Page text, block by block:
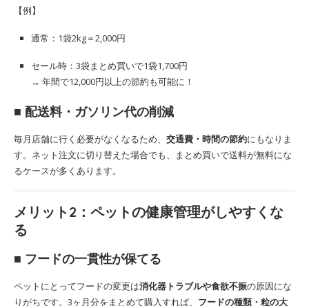
【例】
通常：1袋2kg＝2,000円
セール時：3袋まとめ買いで1袋1,700円
→ 年間で12,000円以上の節約も可能に！
■ 配送料・ガソリン代の削減
毎月店舗に行く必要がなくなるため、 交通費・時間の節約にもなりま
す。ネット注文に切り替えた場合でも、まとめ買いで送料が無料にな
るケースが多くあります。
メリット2： ペットの健康管理がしやすくな
る
■ フードの一貫性が保てる
ペットにとってフードの変更は消化器トラブルや食欲不振の原因にな
りがちです。3ヶ月分をまとめて購入すれば、 フードの種類・粒の大